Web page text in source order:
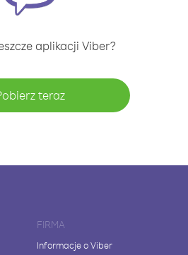
aplikacji Viber?
teraz
FIRMA
Informacje o Viber